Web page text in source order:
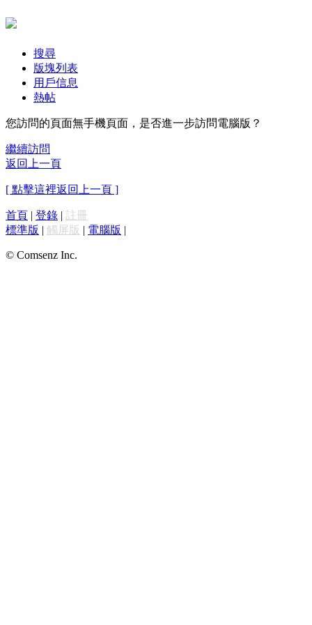
搜尋
版塊列表
用戶信息
熱帖
您訪問的頁面無手機頁面，是否進一步訪問電腦版？
繼續訪問
返回上一頁
[ 點擊這裡返回上一頁 ]
首頁 | 登錄 | 註冊
標準版 | 觸屏版 | 電腦版 |
© Comsenz Inc.